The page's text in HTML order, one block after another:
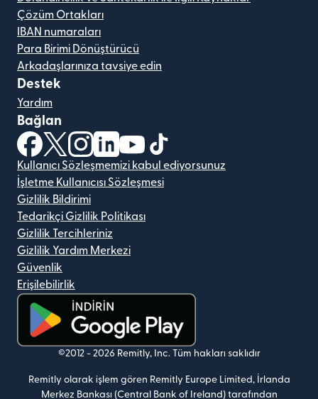
Çözüm Ortakları
IBAN numaraları
Para Birimi Dönüştürücü
Arkadaşlarınıza tavsiye edin
Destek
Yardım
Bağlan
(yeni pencerede açılır)
(yeni pencerede açılır)
(yeni pencerede açılır)
(yeni pencerede açılır)
(yeni pencerede açılır)
Kullanıcı Sözleşmemizi kabul ediyorsunuz
İşletme Kullanıcısı Sözleşmesi
Gizlilik Bildirimi
Tedarikçi Gizlilik Politikası
Gizlilik Tercihleriniz
Gizlilik Yardım Merkezi
Güvenlik
Erişilebilirlik
(yeni pencerede açılır)
©2012 - 2026 Remitly, Inc. Tüm hakları saklıdır
Remitly olarak işlem gören Remitly Europe Limited, İrlanda
Merkez Bankası (Central Bank of Ireland) tarafından